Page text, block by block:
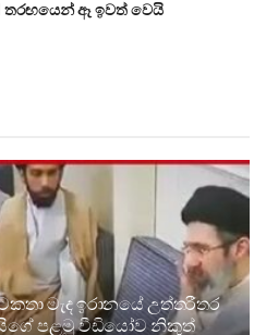
තරඟයෙන් ඈ ඉවත් වෙයි
මැද ඉරානයේ උත්තරීතර
පළමු වීඩියෝව නිකුත්